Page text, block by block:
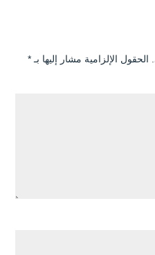
الحقول الإلزامية مشار إليها بـ *